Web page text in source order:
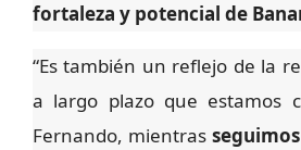
fortaleza y potencial de
“Es también un reflejo de la
a largo plazo que estamos
Fernando, mientras